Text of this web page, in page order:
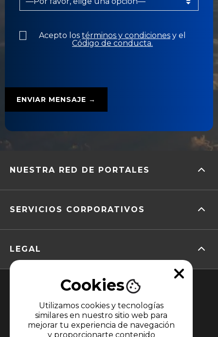
Acepto lostérminos y condiciones y el
Código de conducta.
NUESTRA RED DE PORTALES
SERVICIOS CORPORATIVOS
LEGAL
Cookies
Utilizamos cookies y tecnologías
similares en nuestro sitio web para
mejorar tu experiencia de navegación
y proporcionarte contenido